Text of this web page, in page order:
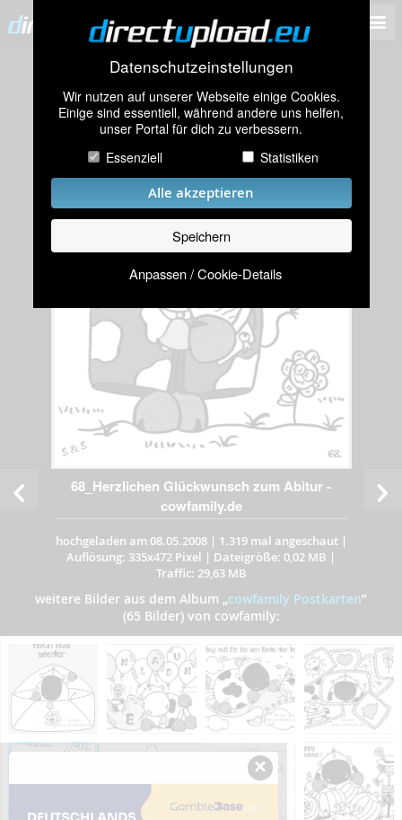
Datenschutzeinstellungen
Wir nutzen auf unserer Webseite einige Cookies.
Einige sind essentiell, während andere uns helfen,
unser Portal für dich zu verbessern.
Essenziell
Statistiken
Alle akzeptieren
Speichern
Anpassen / Cookie-Details
68_Herzlichen Glückwunsch zum Abitur -
cowfamily.de
hochgeladen am 08.05.2008| 1.319 mal angeschaut|
Auflösung: 335x472 Pixel | Dateigröße: 0,02 MB |
Traffic: 29,63 MB
weitere Bilder aus dem Album „cowfamily Postkarten”
(65 Bilder) von cowfamily:
×